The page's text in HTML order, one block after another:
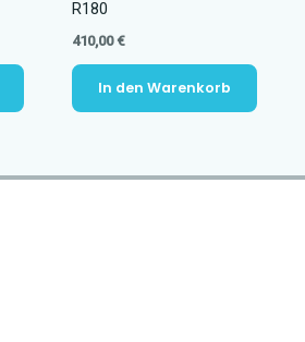
R180
410,00€
In den Warenkorb